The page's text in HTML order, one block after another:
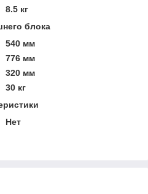
8.5 кг
блока
540 мм
776 мм
320 мм
30 кг
Нет